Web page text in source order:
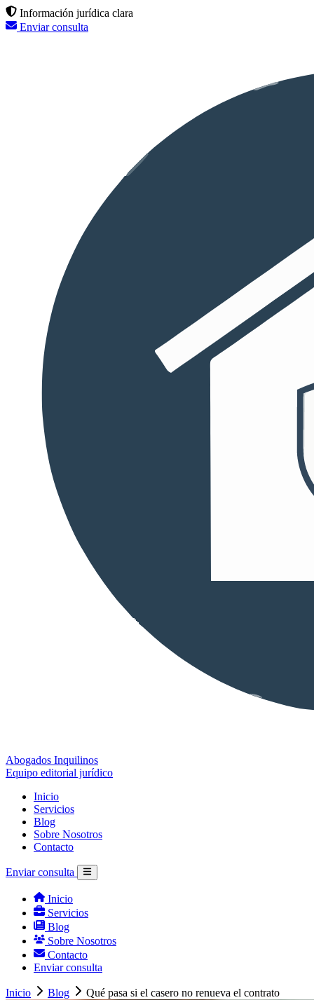
Información jurídica clara
Enviar consulta
Abogados Inquilinos
Equipo editorial jurídico
Inicio
Servicios
Blog
Sobre Nosotros
Contacto
Enviar consulta
Inicio
Servicios
Blog
Sobre Nosotros
Contacto
Enviar consulta
Inicio Blog Qué pasa si el casero no renueva el contrato